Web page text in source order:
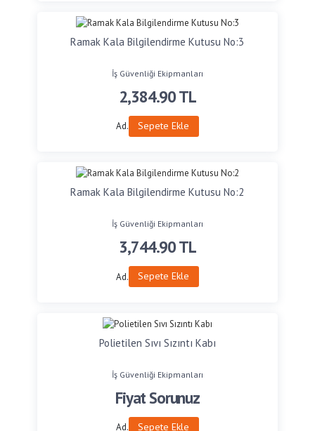
Ramak Kala Bilgilendirme Kutusu No:3
İş Güvenliği Ekipmanları
2,384.90TL
Ad. Sepete Ekle
Ramak Kala Bilgilendirme Kutusu No:2
İş Güvenliği Ekipmanları
3,744.90TL
Ad. Sepete Ekle
Polietilen Sıvı Sızıntı Kabı
İş Güvenliği Ekipmanları
Fiyat Sorunuz
Ad. Sepete Ekle